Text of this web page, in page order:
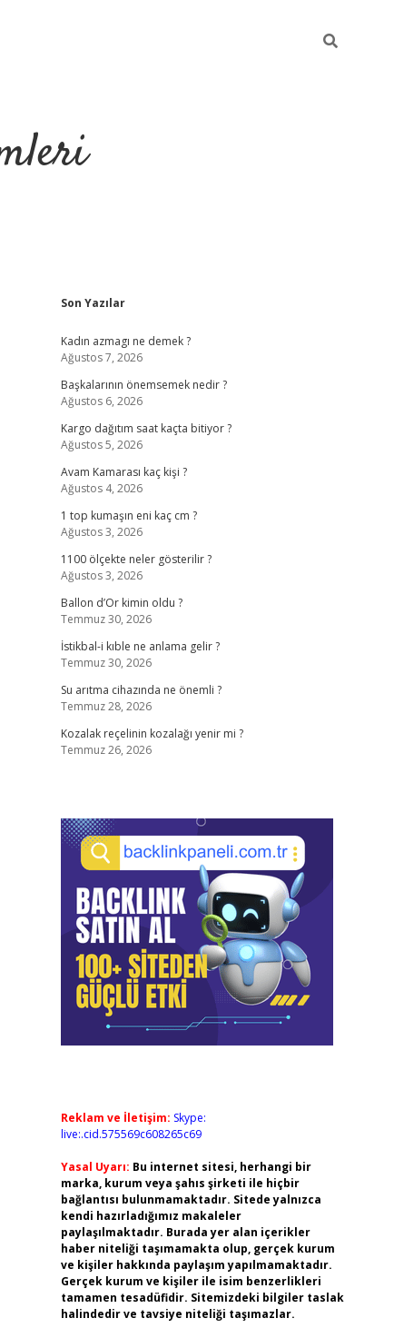
Sidebar
Son Yazılar
Kadın azmagı ne demek ?
Ağustos 7, 2026
Başkalarının önemsemek nedir ?
Ağustos 6, 2026
Kargo dağıtım saat kaçta bitiyor ?
Ağustos 5, 2026
Avam Kamarası kaç kişi ?
Ağustos 4, 2026
1 top kumaşın eni kaç cm ?
Ağustos 3, 2026
1100 ölçekte neler gösterilir ?
Ağustos 3, 2026
Ballon d’Or kimin oldu ?
Temmuz 30, 2026
İstikbal-i kıble ne anlama gelir ?
Temmuz 30, 2026
Su arıtma cihazında ne önemli ?
Temmuz 28, 2026
Kozalak reçelinin kozalağı yenir mi ?
Temmuz 26, 2026
Reklam ve İletişim: Skype:
live:.cid.575569c608265c69
Yasal Uyarı: Bu internet sitesi, herhangi bir
marka, kurum veya şahıs şirketi ile hiçbir
bağlantısı bulunmamaktadır. Sitede yalnızca
kendi hazırladığımız makaleler
paylaşılmaktadır. Burada yer alan içerikler
haber niteliği taşımamakta olup, gerçek kurum
ve kişiler hakkında paylaşım yapılmamaktadır.
Gerçek kurum ve kişiler ile isim benzerlikleri
tamamen tesadüfidir. Sitemizdeki bilgiler taslak
halindedir ve tavsiye niteliği taşımazlar.